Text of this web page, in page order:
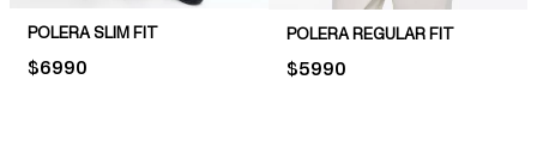
POLERA SLIM FIT
PRICE:
$6990
POLERA REGULAR FIT
PRICE:
$5990